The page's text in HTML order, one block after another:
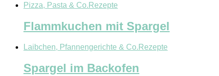
Pizza, Pasta & Co. Rezepte
Flammkuchen mit Spargel
Laibchen, Pfannengerichte & Co. Rezepte
Spargel im Backofen